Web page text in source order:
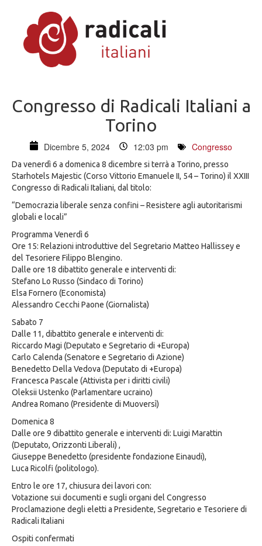
Congresso di Radicali Italiani a
Torino
Dicembre 5, 2024 12:03 pm Congresso
Da venerdì 6 a domenica 8 dicembre si terrà a Torino, presso
Starhotels Majestic (Corso Vittorio Emanuele II, 54 – Torino) il XXIII
Congresso di Radicali Italiani, dal titolo:
“Democrazia liberale senza confini – Resistere agli autoritarismi
globali e locali”
Programma Venerdì 6
Ore 15: Relazioni introduttive del Segretario Matteo Hallissey e
del Tesoriere Filippo Blengino.
Dalle ore 18 dibattito generale e interventi di:
Stefano Lo Russo (Sindaco di Torino)
Elsa Fornero (Economista)
Alessandro Cecchi Paone (Giornalista)
Sabato 7
Dalle 11, dibattito generale e interventi di:
Riccardo Magi (Deputato e Segretario di +Europa)
Carlo Calenda (Senatore e Segretario di Azione)
Benedetto Della Vedova (Deputato di +Europa)
Francesca Pascale (Attivista per i diritti civili)
Oleksii Ustenko (Parlamentare ucraino)
Andrea Romano (Presidente di Muoversì)
Domenica 8
Dalle ore 9 dibattito generale e interventi di: Luigi Marattin
(Deputato, Orizzonti Liberali) ,
Giuseppe Benedetto (presidente fondazione Einaudi),
Luca Ricolfi (politologo).
Entro le ore 17, chiusura dei lavori con:
Votazione sui documenti e sugli organi del Congresso
Proclamazione degli eletti a Presidente, Segretario e Tesoriere di
Radicali Italiani
Ospiti confermati